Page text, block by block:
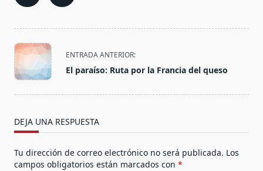
<span
class="nav-
subtitle
screen-
text">Página</span>
ENTRADA ANTERIOR:
El paraíso: Ruta por la Francia del queso
DEJA UNA RESPUESTA
Tu dirección de correo electrónico no será publicada. Los
campos obligatorios están marcados con *